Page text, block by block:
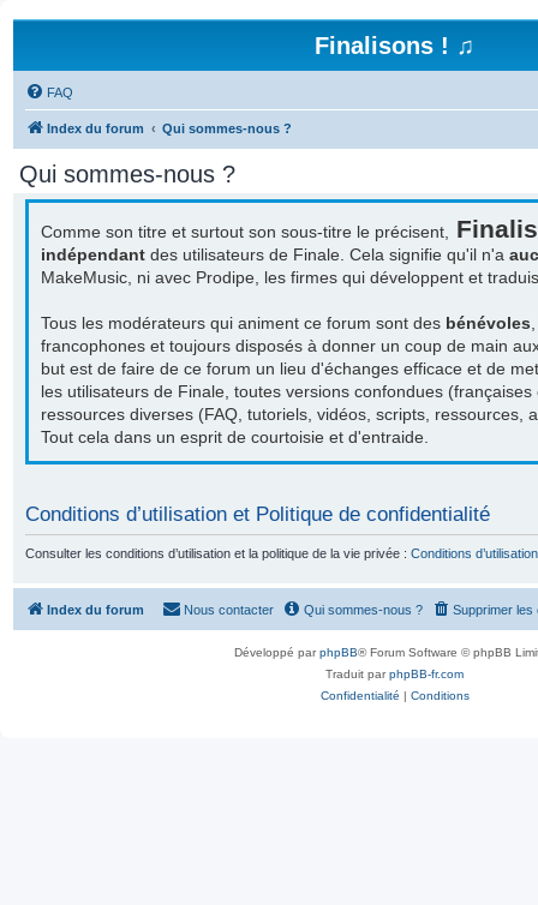
Finalisons ! ♫
FAQ
Index du forum Qui sommes-nous ?
Qui sommes-nous ?
Comme son titre et surtout son sous-titre le précisent,
indépendant des utilisateurs de Finale. Cela signifie qu'il n'a
MakeMusic, ni avec Prodipe, les firmes qui développent et
Tous les modérateurs qui animent ce forum sont des bénévoles
francophones et toujours disposés à donner un coup de main
but est de faire de ce forum un lieu d'échanges efficace et de
les utilisateurs de Finale, toutes versions confondues
ressources diverses (FAQ, tutoriels, vidéos, scripts, ressources,
Tout cela dans un esprit de courtoisie et d'entraide.
Conditions d’utilisation et Politique de confidentialité
Consulter les conditions d’utilisation et la politique de la vie privée : Conditions d’utilisation
Index du forum Supprimer les
Qui sommes-nous ?
Nous contacter
Développé parphpBB® Forum Software © phpBB
Traduit parphpBB-fr.com
Confidentialité | Conditions